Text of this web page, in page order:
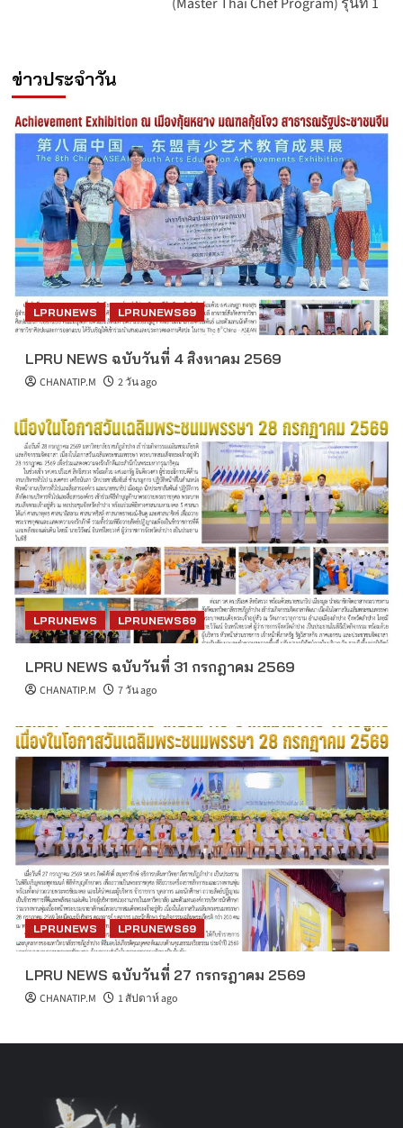
ข่าวประจำวัน
LPRUNEWS LPRUNEWS69
LPRU NEWS ฉบับวันที่ 4 สิงหาคม 2569
CHANATIP.M 2 วัน ago
LPRUNEWS LPRUNEWS69
LPRU NEWS ฉบับวันที่ 31 กรกฎาคม 2569
CHANATIP.M 7 วัน ago
LPRUNEWS LPRUNEWS69
LPRU NEWS ฉบับวันที่ 27 กรกรฎาคม 2569
CHANATIP.M 1 สัปดาห์ ago